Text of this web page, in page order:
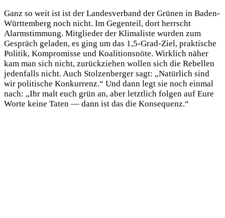
Ganz so weit ist ist der Landesverband der Grünen in Baden-
Württemberg noch nicht. Im Gegenteil, dort herrscht
Alarmstimmung. Mitglieder der Klimaliste wurden zum
Gespräch geladen, es ging um das 1,5-Grad-Ziel, praktische
Politik, Kompromisse und Koalitionsnöte. Wirklich näher
kam man sich nicht, zurückziehen wollen sich die Rebellen
jedenfalls nicht. Auch Stolzenberger sagt: „Natürlich sind
wir politische Konkurrenz.“ Und dann legt sie noch einmal
nach: „Ihr malt euch grün an, aber letztlich folgen auf Eure
Worte keine Taten — dann ist das die Konsequenz.“